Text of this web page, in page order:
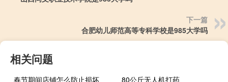
下一篇
合肥幼儿师范高等专科学校是985大学吗
相关问题
春节期间店铺怎么防止损坏
80公斤无人机打药